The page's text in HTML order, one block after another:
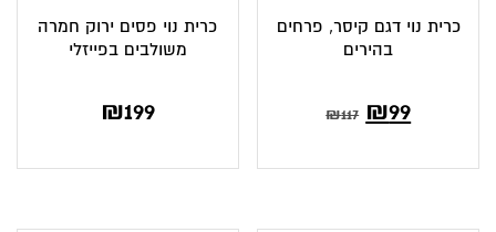
כרית נוי דגם קיסר, פרחים
בהירים
₪117 ₪99
כרית נוי פסים ירוק חמרה
משולבים בפייזלי
₪199